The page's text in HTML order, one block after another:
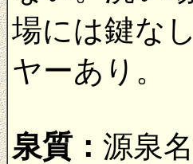
場には鍵な
ヤーあり。
泉質： 源泉